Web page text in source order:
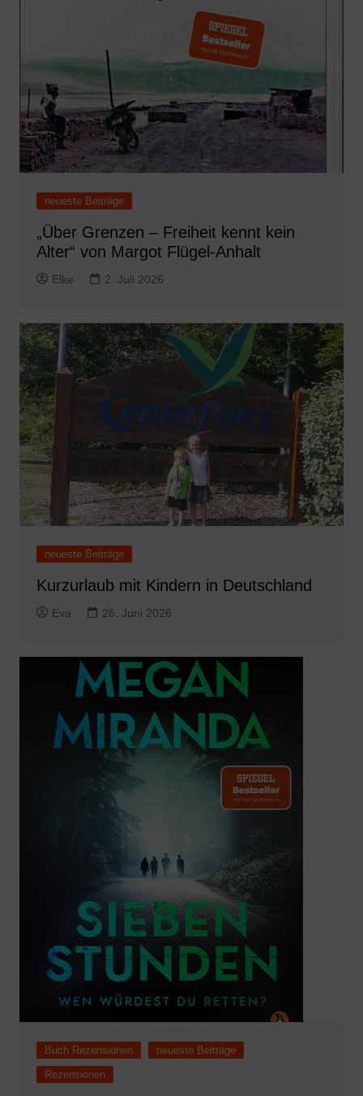
neueste Beiträge
„Über Grenzen – Freiheit kennt kein
Alter“ von Margot Flügel-Anhalt
Elke 2. Juli 2026
neueste Beiträge
Kurzurlaub mit Kindern in Deutschland
Eva 26. Juni 2026
Buch Rezensionen
neueste Beiträge
Rezensionen